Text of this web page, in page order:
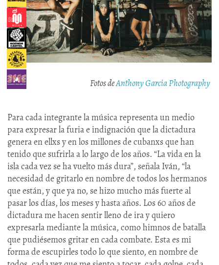
Fotos deAnthony Garcia Photography
Para cada integrante la música representa un medio
para expresar la furia e indignación que la dictadura
genera en ellxs y en los millones de cubanxs que han
tenido que sufrirla a lo largo de los años. “La vida en la
isla cada vez se ha vuelto más dura”, señala Iván, “la
necesidad de gritarlo en nombre de todos los hermanos
que están, y que ya no, se hizo mucho más fuerte al
pasar los días, los meses y hasta años. Los 60 años de
dictadura me hacen sentir lleno de ira y quiero
expresarla mediante la música, como himnos de batalla
que pudiésemos gritar en cada combate. Esta es mi
forma de escupirles todo lo que siento, en nombre de